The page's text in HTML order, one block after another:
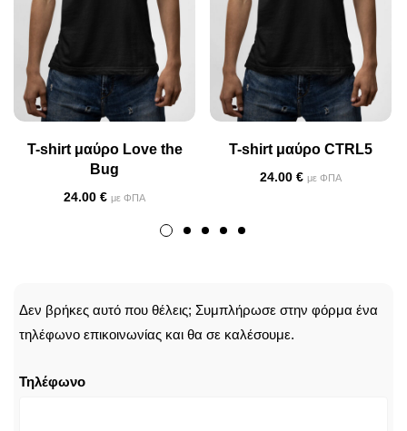
T-shirt μαύρο Love the
Bug
24.00 € με ΦΠΑ
T-shirt μαύρο CTRL5
24.00 € με ΦΠΑ
Δεν βρήκες αυτό που θέλεις; Συμπλήρωσε στην φόρμα ένα
τηλέφωνο επικοινωνίας και θα σε καλέσουμε.
Τηλέφωνο